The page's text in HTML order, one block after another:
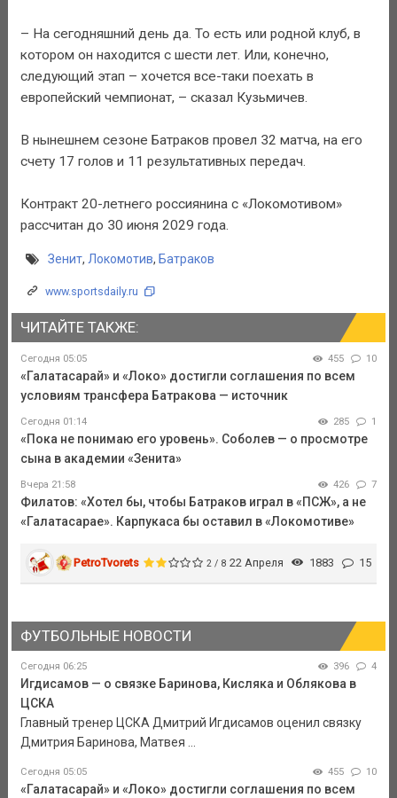
– На сегодняшний день да. То есть или родной клуб, в
котором он находится с шести лет. Или, конечно,
следующий этап – хочется все-таки поехать в
европейский чемпионат, – сказал Кузьмичев.
В нынешнем сезоне Батраков провел 32 матча, на его
счету 17 голов и 11 результативных передач.
Контракт 20-летнего россиянина с «Локомотивом»
рассчитан до 30 июня 2029 года.
Зенит, Локомотив, Батраков
www.sportsdaily.ru
ЧИТАЙТЕ ТАКЖЕ:
Сегодня 05:05 455 10
«Галатасарай» и «Локо» достигли соглашения по всем
условиям трансфера Батракова — источник
Сегодня 01:14 285 1
«Пока не понимаю его уровень». Соболев — о просмотре
сына в академии «Зенита»
Вчера 21:58 426 7
Филатов: «Хотел бы, чтобы Батраков играл в «ПСЖ», а не
«Галатасарае». Карпукаса бы оставил в «Локомотиве»
PetroTvorets 2 / 8 22 Апреля 1883 15
ФУТБОЛЬНЫЕ НОВОСТИ
Сегодня 06:25 396 4
Игдисамов — о связке Баринова, Кисляка и Облякова в
ЦСКА
Главный тренер ЦСКА Дмитрий Игдисамов оценил связку
Дмитрия Баринова, Матвея ...
Сегодня 05:05 455 10
«Галатасарай» и «Локо» достигли соглашения по всем